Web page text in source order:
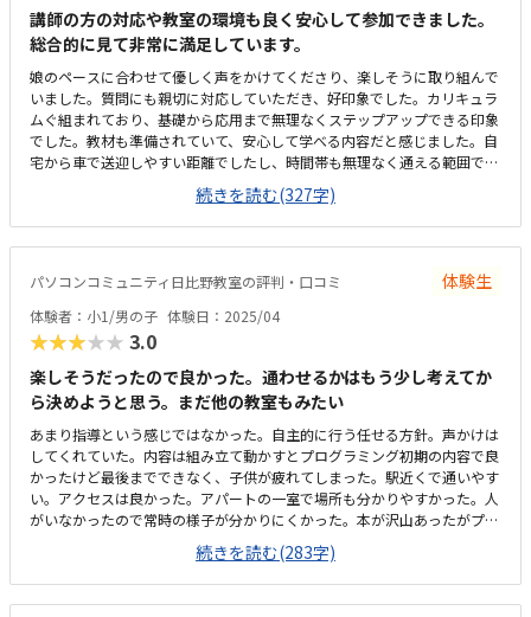
講師の方の対応や教室の環境も良く安心して参加できました。
総合的に見て非常に満足しています。
娘のペースに合わせて優しく声をかけてくださり、楽しそうに取り組んで
いました。質問にも親切に対応していただき、好印象でした。カリキュラ
ムぐ組まれており、基礎から応用まで無理なくステップアップできる印象
でした。教材も準備されていて、安心して学べる内容だと感じました。自
宅から車で送迎しやすい距離でしたし、時間帯も無理なく通える範囲で、
安心して続けられそうです。教材がきちんと整備されており学習に集中で
きる環境だと感じました。教室全体の雰囲気も明るく初めてでも入りやす
かったです。ロボット教材や指導の質を踏まえると料金は適切だと思いま
す。。内容に見合った価格だと感じています。雰囲気がよく、子供が自然
続きを読む(327字)
パソコンコミュニティ日比野教室の評判・口コミ 体験生
体験者：小1/男の子 体験日：2025/04
★★★★★ 3.0
楽しそうだったので良かった。通わせるかはもう少し考えてか
ら決めようと思う。まだ他の教室もみたい
あまり指導という感じではなかった。自主的に行う任せる方針。声かけは
してくれていた。内容は組み立て動かすとプログラミング初期の内容で良
かったけど最後までできなく、子供が疲れてしまった。駅近くで通いやす
い。アクセスは良かった。アパートの一室で場所も分かりやすかった。人
がいなかったので常時の様子が分かりにくかった。本が沢山あったがプロ
グラミングとは関係ないものも多かった。プログラミング教室としては妥
当な回数料金だと思う。内容もパンフレットをみて理解しやすかった。実
際組み立て動かす内容は子供が楽しそうだった。すぐ正解を教えるのでは
なく試行錯誤していたので勉強になった。
続きを読む(283字)